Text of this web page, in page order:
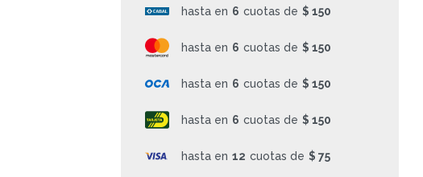
hasta en 6 cuotas de $ 150
hasta en 6 cuotas de $ 150
hasta en 6 cuotas de $ 150
hasta en 6 cuotas de $ 150
hasta en 12 cuotas de $ 75